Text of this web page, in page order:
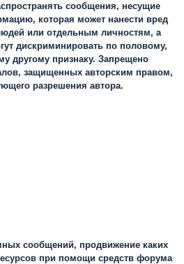
сообщения, несущие
которая может нанести вред
или отдельным личностям, а
дискриминировать по половому,
другому признаку. Запрещено
защищенных авторским правом,
разрешения автора.
сообщений, продвижение каких
при помощи средств форума